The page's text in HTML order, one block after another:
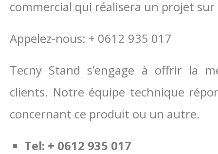
commercial qui réalisera un projet
Appelez-nous: + 0612 935 017
Tecny Stand s’engage à offrir la
clients. Notre équipe technique
concernant ce produit ou un autre.
Tel: + 0612 935 017